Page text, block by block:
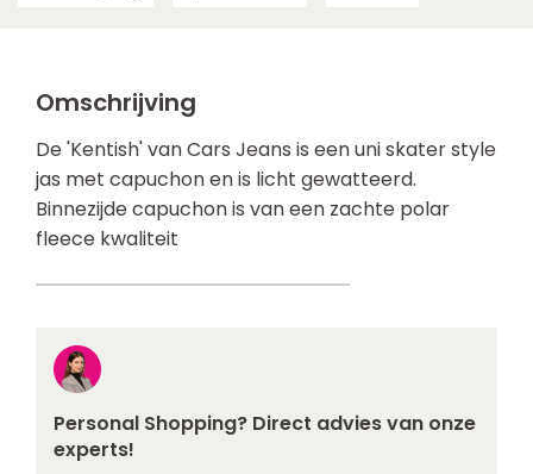
Omschrijving
De 'Kentish' van Cars Jeans is een uni skater style
jas met capuchon en is licht gewatteerd.
Binnezijde capuchon is van een zachte polar
fleece kwaliteit
Personal Shopping? Direct advies van onze
experts!